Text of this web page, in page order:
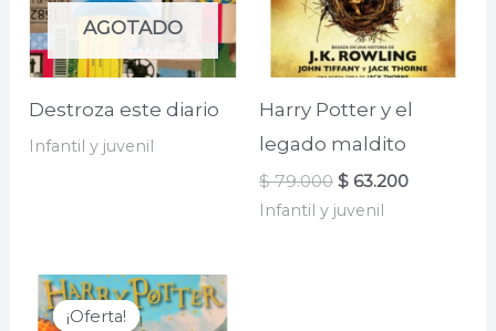
AGOTADO
Destroza este diario
Infantil y juvenil
Harry Potter y el
legado maldito
$79.000 El
precio
original
$ 63.200El
Infantil y juvenil
¡Oferta!
¡Oferta!